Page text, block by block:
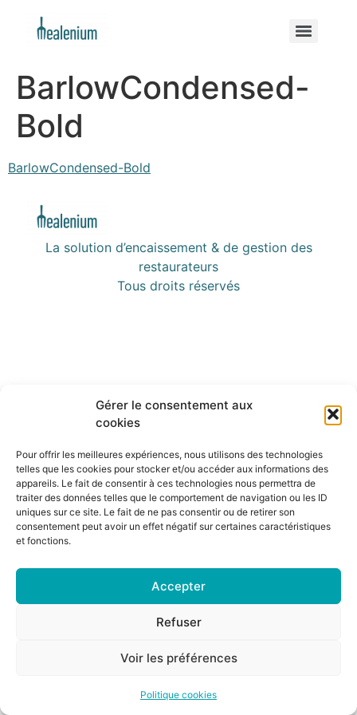
Gérer le consentement aux
cookies
Pour offrir les meilleures expériences, nous utilisons des technologies
telles que les cookies pour stocker et/ou accéder aux informations des
appareils. Le fait de consentir à ces technologies nous permettra de
traiter des données telles que le comportement de navigation ou les ID
uniques sur ce site. Le fait de ne pas consentir ou de retirer son
consentement peut avoir un effet négatif sur certaines caractéristiques
et fonctions.
Accepter
Refuser
Voir les préférences
Politique cookies
BarlowCondensed-
Bold
BarlowCondensed-Bold
La solution d’encaissement & de gestion des
restaurateurs
Tous droits réservés